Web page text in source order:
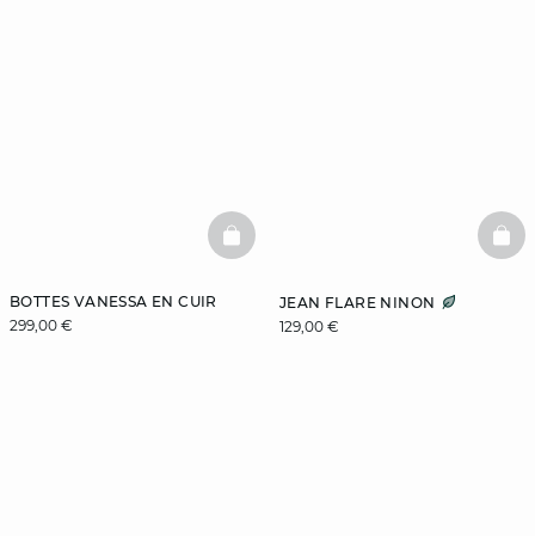
BOTTES VANESSA EN CUIR
299,00 €
BASKETFULL
JEAN FLARE NINON
129,00 €